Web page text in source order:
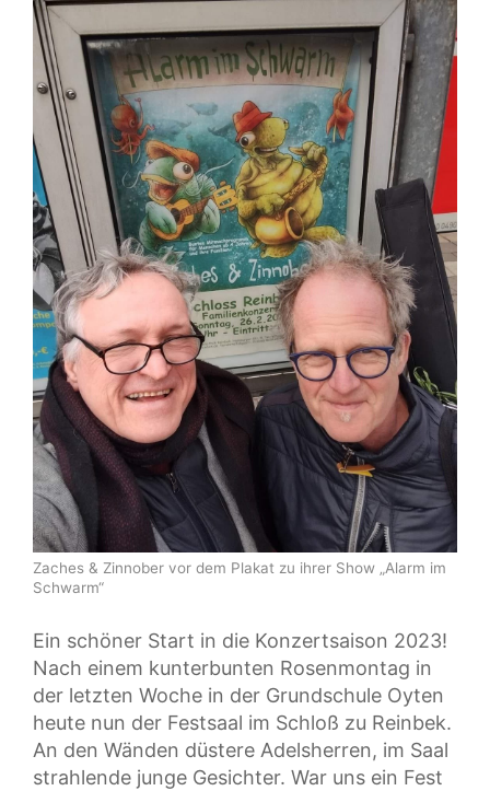
Zaches & Zinnober vor dem Plakat zu ihrer Show „Alarm im
Schwarm“
Ein schöner Start in die Konzertsaison 2023!
Nach einem kunterbunten Rosenmontag in
der letzten Woche in der Grundschule Oyten
heute nun der Festsaal im Schloß zu Reinbek.
An den Wänden düstere Adelsherren, im Saal
strahlende junge Gesichter. War uns ein Fest